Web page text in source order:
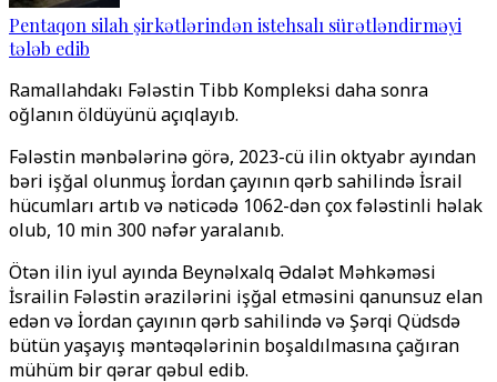
Pentaqon silah şirkətlərindən istehsalı sürətləndirməyi
tələb edib
Ramallahdakı Fələstin Tibb Kompleksi daha sonra
oğlanın öldüyünü açıqlayıb.
Fələstin mənbələrinə görə, 2023-cü ilin oktyabr ayından
bəri işğal olunmuş İordan çayının qərb sahilində İsrail
hücumları artıb və nəticədə 1062-dən çox fələstinli həlak
olub, 10 min 300 nəfər yaralanıb.
Ötən ilin iyul ayında Beynəlxalq Ədalət Məhkəməsi
İsrailin Fələstin ərazilərini işğal etməsini qanunsuz elan
edən və İordan çayının qərb sahilində və Şərqi Qüdsdə
bütün yaşayış məntəqələrinin boşaldılmasına çağıran
mühüm bir qərar qəbul edib.